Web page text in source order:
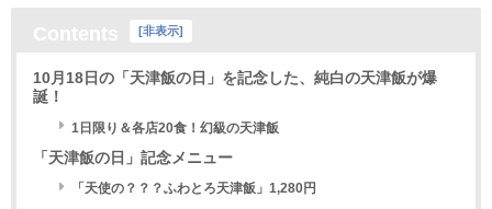
非表示
10月18日の「天津飯の日」を記念した、純白の天津飯が爆
誕！
1日限り＆各店20食！幻級の天津飯
「天津飯の日」記念メニュー
「天使の？？？ふわとろ天津飯」1,280円